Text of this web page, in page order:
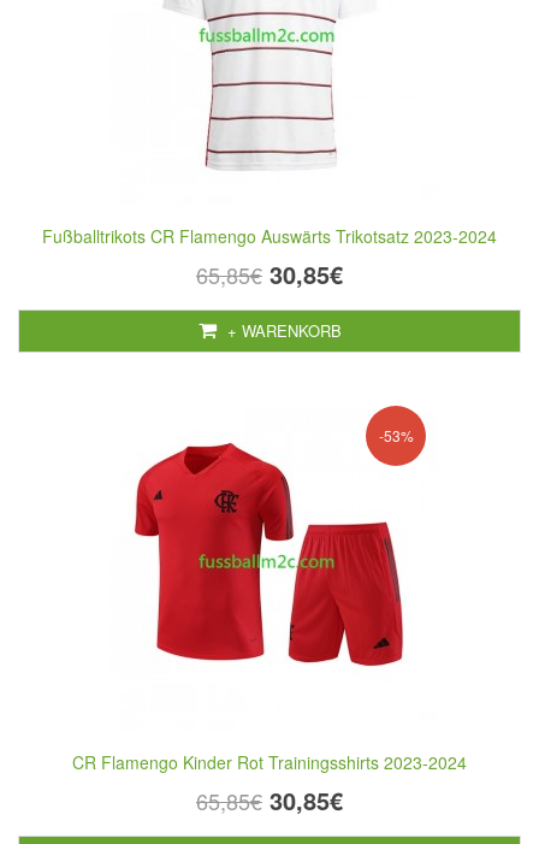
Fußballtrikots CR Flamengo Auswärts Trikotsatz 2023-2024
65,85€ 30,85€
+ WARENKORB
-53%
CR Flamengo Kinder Rot Trainingsshirts 2023-2024
65,85€ 30,85€